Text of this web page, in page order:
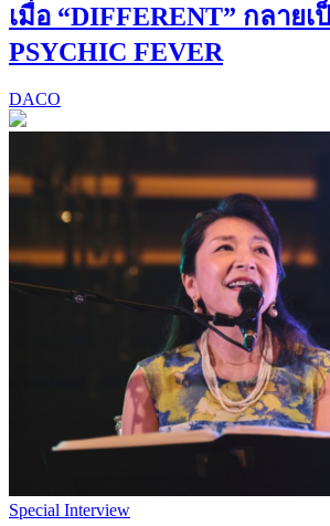
เมื่อ “DIFFERENT” กลาย
PSYCHIC FEVER
DACO
Special Interview